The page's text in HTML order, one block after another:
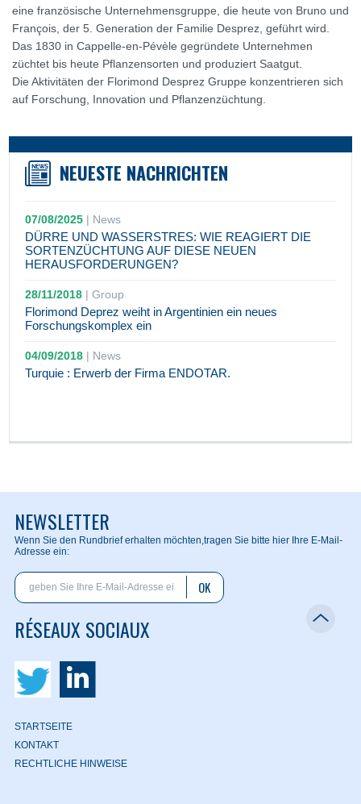
eine französische Unternehmensgruppe, die heute von Bruno und
François, der 5. Generation der Familie Desprez, geführt wird.
Das 1830 in Cappelle-en-Pévèle gegründete Unternehmen
züchtet bis heute Pflanzensorten und produziert Saatgut.
Die Aktivitäten der Florimond Desprez Gruppe konzentrieren sich
auf Forschung, Innovation und Pflanzenzüchtung.
NEUESTE NACHRICHTEN
07/08/2025 | News
DÜRRE UND WASSERSTRES: WIE REAGIERT DIE
SORTENZÜCHTUNG AUF DIESE NEUEN
HERAUSFORDERUNGEN?
28/11/2018 |Group
Florimond Deprez weiht in Argentinien ein neues
Forschungskomplex ein
04/09/2018 | News
Turquie : Erwerb der Firma ENDOTAR.
NEWSLETTER
Wenn Sie den Rundbrief erhalten möchten,tragen Sie bitte hier Ihre E-Mail-
Adresse ein:
OK
RÉSEAUX SOCIAUX
STARTSEITE
KONTAKT
RECHTLICHE HINWEISE